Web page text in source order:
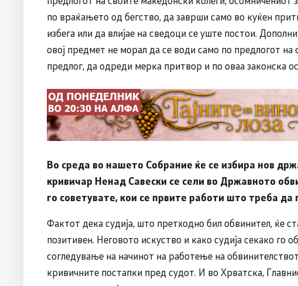
по враќањето од бегство, да заврши само во куќен
избега или да влијае на сведоци се уште постои.
овој предмет не морал да се води само по предлогот на
предлог, да одреди мерка притвор и по оваа законска
Во среда во нашето Собрание ќе се избира нов
кривичар Ненад Савески се сели во Државното
го советувате, кои се првите работи што треба да
Фактот дека судија, што претходно бил обвинител, ќе
позитивен. Неговото искуство и како судија секако го
согледување на начинот на работење на
кривичните постапки пред судот. И во Хрватска,